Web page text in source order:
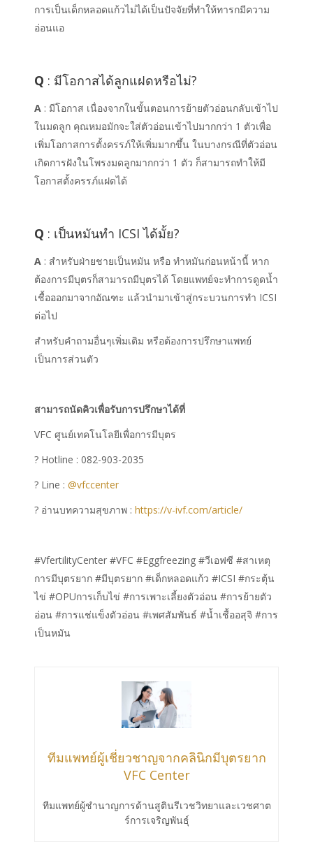
การเป็นเด็กหลอดแก้วไม่ได้เป็นปัจจัยที่ทำให้ทารกมีความ
อ่อนแอ
Q : มีโอกาสได้ลูกแฝดหรือไม่?
A : มีโอกาส เนื่องจากในขั้นตอนการย้ายตัวอ่อนกลับเข้าไป
ในมดลูก คุณหมอมักจะใส่ตัวอ่อนเข้าไปมากกว่า 1 ตัวเพื่อ
เพิ่มโอกาสการตั้งครรภ์ให้เพิ่มมากขึ้น ในบางกรณีที่ตัวอ่อน
เกิดการฝังในโพรงมดลูกมากกว่า 1 ตัว ก็สามารถทำให้มี
โอกาสตั้งครรภ์แฝดได้
Q : เป็นหมันทำ ICSI ได้มั้ย?
A : สำหรับฝ่ายชายเป็นหมัน หรือ ทำหมันก่อนหน้านี้ หาก
ต้องการมีบุตรก็สามารถมีบุตรได้ โดยแพทย์จะทำการดูดน้ำ
เชื้อออกมาจากอัณฑะ แล้วนำมาเข้าสู่กระบวนการทำ ICSI
ต่อไป
สำหรับคำถามอื่นๆเพิ่มเติม หรือต้องการปรึกษาแพทย์
เป็นการส่วนตัว
สามารถนัดคิวเพื่อรับการปรึกษาได้ที่
VFC ศูนย์เทคโนโลยีเพื่อการมีบุตร
? Hotline : 082-903-2035
? Line : @vfccenter
? อ่านบทความสุขภาพ : https://v-ivf.com/article/
#VfertilityCenter #VFC #Eggfreezing #วีเอฟซี #สาเหตุ
การมีบุตรยาก #มีบุตรยาก #เด็กหลอดแก้ว #ICSI #กระตุ้น
ไข่ #OPUการเก็บไข่ #การเพาะเลี้ยงตัวอ่อน #การย้ายตัว
อ่อน #การแช่แข็งตัวอ่อน #เพศสัมพันธ์ #น้ำเชื้ออสุจิ #การ
เป็นหมัน
ทีมแพทย์ผู้เชี่ยวชาญจากคลินิกมีบุตรยาก
VFC Center
ทีมแพทย์ผู้ชำนาญการด้านสูตินรีเวชวิทยาและเวชศาต
ร์การเจริญพันธ์ุ